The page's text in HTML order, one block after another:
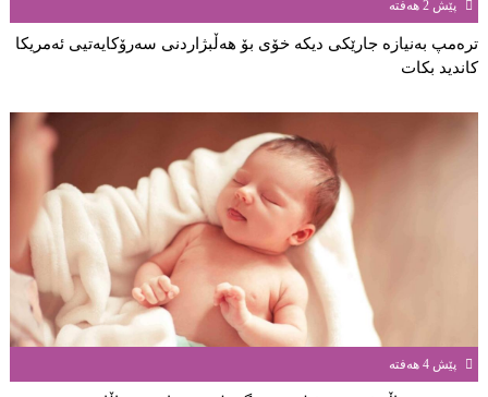
پێش 2 هەفتە
ترەمپ بەنیازە جارێكی دیكە خۆی بۆ هەڵبژاردنی سەرۆكایەتیی ئەمریكا
كاندید بكات
پێش 4 هەفتە